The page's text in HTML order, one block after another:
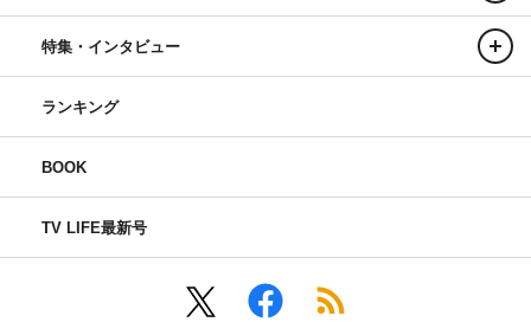
特集・インタビュー
ランキング
BOOK
TV LIFE最新号